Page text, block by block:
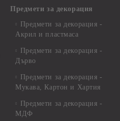
Предмети за декорация
Предмети за декорация -
Акрил и пластмаса
Предмети за декорация -
Дърво
Предмети за декорация -
Мукава, Картон и Хартия
Предмети за декорация -
МДФ